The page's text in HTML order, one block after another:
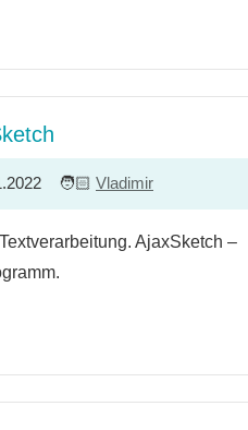
Vladimir
AjaxSketch –